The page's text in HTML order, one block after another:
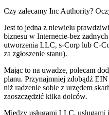
Czy zalecamy Inc Authority?
Jest to jedna z niewielu
biznesu w Internecie-bez
utworzenia LLC, s-Corp lub C-
za zgłoszenie stanu).
Mając to na uwadze, polecam
planu. Przynajmniej zdobądź
niż radzenie sobie z urzędem
zaoszczędzić kilka dolców.
Między usługami LLC, usługami